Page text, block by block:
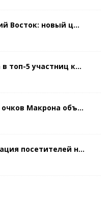
Восток: новый ц...
топ-5 участниц к...
Макрона объ...
посетителей н...